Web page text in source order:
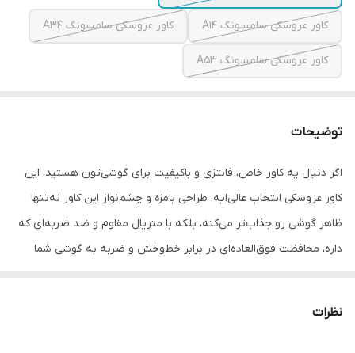
کاور عروسکی سامسونگ A14 کاور عروسکی سامسونگ A34
کاور عروسکی سامسونگ A53
توضیحات
اگر دنبال یه کاور خاص، فانتزی و باکیفیت برای گوشی‌تون هستید، این
کاور عروسکی انتخاب عالی‌ایه. طراحی بامزه و چشم‌نواز این کاور نه‌تنها
ظاهر گوشی رو جذاب‌تر می‌کنه، بلکه با متریال مقاوم و ضد ضربه‌ای که
داره، محافظت فوق‌العاده‌ای در برابر خط‌وخش و ضربه به گوشی شما
طراحی عروسکی شیک و فانتزی، مناسب هدیه دادن
نظرات